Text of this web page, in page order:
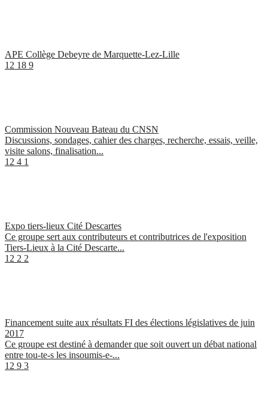
APE Collège Debeyre de Marquette-Lez-Lille
12 18 9
Commission Nouveau Bateau du CNSN
Discussions, sondages, cahier des charges, recherche, essais, veille,
visite salons, finalisation...
12 4 1
Expo tiers-lieux Cité Descartes
Ce groupe sert aux contributeurs et contributrices de l'exposition
Tiers-Lieux à la Cité Descarte...
12 2 2
Financement suite aux résultats FI des élections législatives de juin
2017
Ce groupe est destiné à demander que soit ouvert un débat national
entre tou-te-s les insoumis-e-...
12 9 3